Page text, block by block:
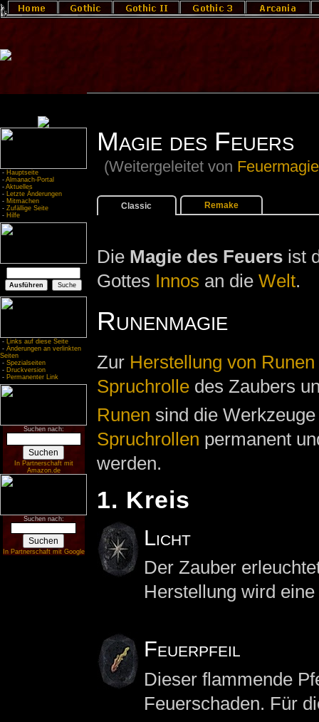
- Hauptseite
- Almanach-Portal
- Aktuelles
- Letzte Änderungen
- Mitmachen
- Zufällige Seite
- Hilfe
- Links auf diese Seite
- Änderungen an verlinkten
Seiten
- Spezialseiten
- Druckversion
- Permanenter Link
Suchen nach:
In Partnerschaft mit
Amazon.de
Suchen nach:
In Partnerschaft mit Google
Magie des Feuers
(Weitergeleitet von Feuermagie
Classic Remake
Die Magie des Feuersist
Gottes Innos an die Welt.
Runenmagie
Zur Herstellung von Runen
Spruchrolledes Zaubers
Runen sind die
Spruchrollen permanent
werden.
1. Kreis
Licht
Der Zauber
Herstellung wird
Feuerpfeil
Dieser flammende
Feuerschaden. Für